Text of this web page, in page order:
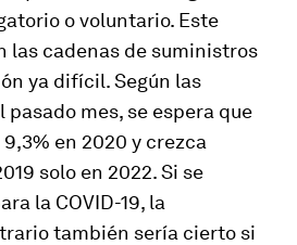
o voluntario. Este
las cadenas de suministros
ya difícil. Según las
pasado mes, se espera que
en 2020 y crezca
solo en 2022. Si se
la COVID-19, la
también sería cierto si